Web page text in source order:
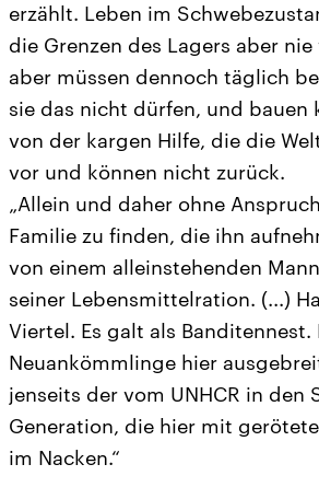
erzählt. Leben im
die Grenzen des Lagers aber
aber müssen dennoch täglich
sie das nicht dürfen, und bauen
von der kargen Hilfe, die die
vor und können nicht zurück.
„Allein und daher ohne
Familie zu finden, die ihn
von einem alleinstehenden
seiner Lebensmittelration. (...)
Viertel. Es galt als
Neuankömmlinge hier
jenseits der vom UNHCR in den
Generation, die hier mit
im Nacken.“